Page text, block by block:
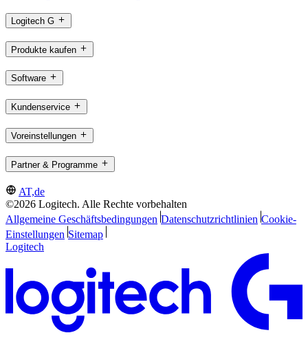
Logitech G
Produkte kaufen
Software
Kundenservice
Voreinstellungen
Partner & Programme
AT,de
©2026 Logitech. Alle Rechte vorbehalten
Allgemeine Geschäftsbedingungen Datenschutzrichtlinien Cookie-
Einstellungen Sitemap
Logitech